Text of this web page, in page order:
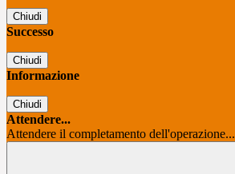
Chiudi
Successo
Chiudi
Informazione
Chiudi
Attendere...
Attendere il completamento dell'operazione...